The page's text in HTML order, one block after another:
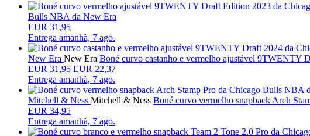
Bulls NBA da New Era
EUR 31,95
Entrega amanhã, 7 ago.
New Era New Era Boné curvo castanho e vermelho ajustável 9TWENTY
EUR 31,95 EUR 22,37
Entrega amanhã, 7 ago.
Mitchell & Ness Mitchell & Ness Boné curvo vermelho snapback Arch
EUR 34,95
Entrega amanhã, 7 ago.